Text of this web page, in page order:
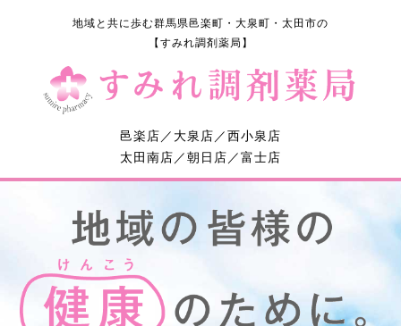
地域と共に歩む群馬県邑楽町・大泉町・太田市の
【すみれ調剤薬局】
邑楽店／大泉店／西小泉店
太田南店／朝日店／富士店